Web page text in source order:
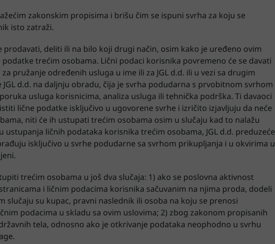
zakonskim propisima i brišu čim se ispuni svrha za koju se
isto zatraži.
prodavati, deliti ili na bilo koji drugi način, osim kako je uređeno ovim
trećim osobama. Lični podaci korisnika povremeno će se davati
pružanje određenih usluga u ime ili za JGL d.d. ili u vezi sa drugim
d.d. na daljnju obradu, čija je svrha podudarna s prvobitnom svrhom
usluga korisnicima, analiza usluga ili tehnička podrška. Ti davaoci
lične podatke isključivo u ugovorene svrhe i izričito izjavljuju da neće
niti će ih ustupati trećim osobama osim u slučaju kad to nalažu
ustupanja ličnih podataka korisnika trećim osobama, JGL d.d. preduzeće
isključivo u svrhe podudarne sa svrhom prikupljanja i u okvirima u
trećim osobama u još dva slučaja: 1) ako se poslovna aktivnost
i ličnim podacima korisnika sačuvanim na njima proda, dodeli
slučaju su kupac, pravni naslednik ili osoba na koju se prenosi
podacima u skladu sa ovim uslovima; 2) zbog zakonom propisanih
tela, odnosno ako je otkrivanje podataka neophodno u svrhu